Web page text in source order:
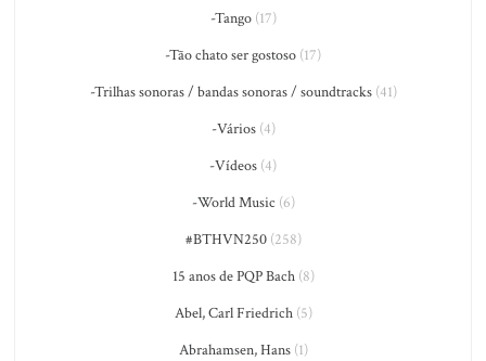
-Tango(17)
-Tão chato ser gostoso (17)
-Trilhas sonoras / bandas sonoras / soundtracks(41)
-Vários(4)
-Vídeos (4)
-World Music (6)
#BTHVN250(258)
15 anos de PQP Bach(8)
Abel, Carl Friedrich(5)
Abrahamsen, Hans(1)